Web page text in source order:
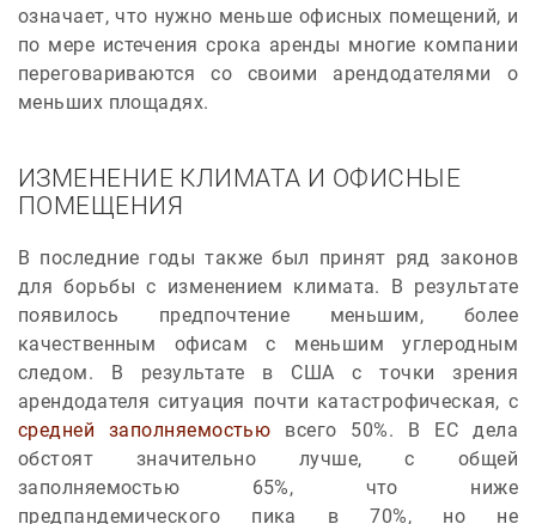
означает, что нужно меньше офисных помещений, и
по мере истечения срока аренды многие компании
переговариваются со своими арендодателями о
меньших площадях.
ИЗМЕНЕНИЕ КЛИМАТА И ОФИСНЫЕ
ПОМЕЩЕНИЯ
В последние годы также был принят ряд законов
для борьбы с изменением климата. В результате
появилось предпочтение меньшим, более
качественным офисам с меньшим углеродным
следом. В результате в США с точки зрения
арендодателя ситуация почти катастрофическая, с
средней заполняемостью всего 50%. В ЕС дела
обстоят значительно лучше, с общей
заполняемостью 65%, что ниже
предпандемического пика в 70%, но не